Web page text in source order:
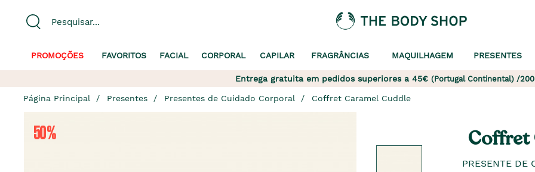
PROMOÇÕES FAVORITOS FACIAL CORPORAL CAPILAR FRAGRÂNCIAS MAQUILHAGEM PRESENTES
Entrega gratuita em pedidos superiores a 45€ (Portugal Continental) /
Página Principal Presentes Presentes de Cuidado Corporal Coffret Caramel Cuddle
Coffret
PRESENTE DE